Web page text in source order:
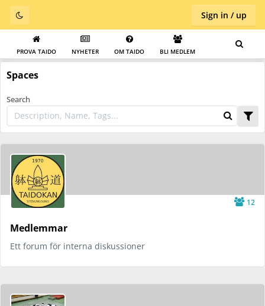
Sign in / up
PROVA TAIDO NYHETER OM TAIDO BLI MEDLEM
Spaces
Search
12
Medlemmar
Ett forum för interna diskussioner